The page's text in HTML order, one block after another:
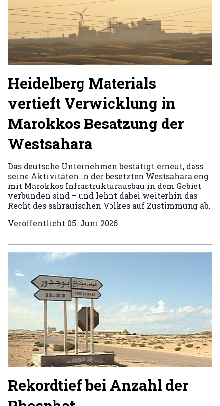
Heidelberg Materials
vertieft Verwicklung in
Marokkos Besatzung der
Westsahara
Das deutsche Unternehmen bestätigt erneut, dass
seine Aktivitäten in der besetzten Westsahara eng
mit Marokkos Infrastrukturausbau in dem Gebiet
verbunden sind – und lehnt dabei weiterhin das
Recht des sahrauischen Volkes auf Zustimmung ab.
Veröffentlicht 05. Juni 2026
Rekordtief bei Anzahl der